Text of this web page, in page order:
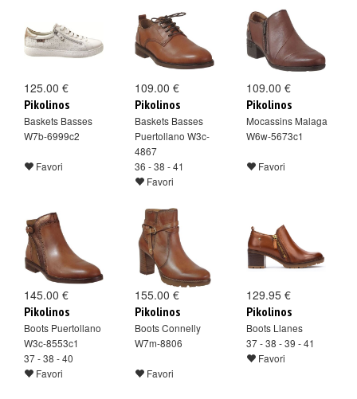
125.00 €
Pikolinos
Baskets Basses
W7b-6999c2
Favori
109.00 €
Pikolinos
Baskets Basses
Puertollano W3c-
4867
36 - 38 - 41
Favori
109.00 €
Pikolinos
Mocassins Malaga
W6w-5673c1
Favori
145.00 €
Pikolinos
Boots Puertollano
W3c-8553c1
37 - 38 - 40
Favori
155.00 €
Pikolinos
Boots Connelly
W7m-8806
Favori
129.95 €
Pikolinos
Boots Llanes
37 - 38 - 39 - 41
Favori